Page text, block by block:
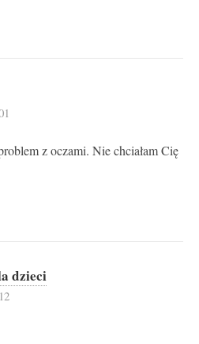
z oczami. Nie chciałam Cię
dzieci